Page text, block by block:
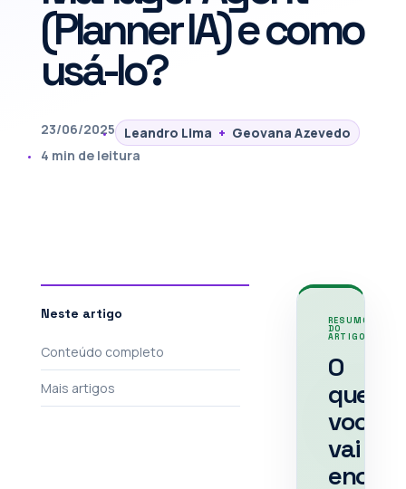
(Planner IA) e como
usá-lo?
23/06/2025 Leandro Lima + Geovana Azevedo
4 min de leitura
Neste artigo
Conteúdo completo
Mais artigos
RESUMO
DO
ARTIGO
O
que
você
vai